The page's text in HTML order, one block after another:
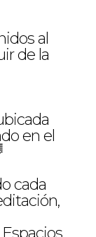
al
de la
en el
cada